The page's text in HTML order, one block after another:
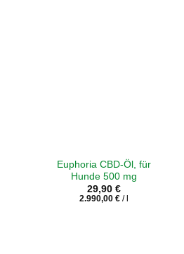
Euphoria CBD-Öl, für
Hunde 500 mg
29,90 €
2.990,00 €/